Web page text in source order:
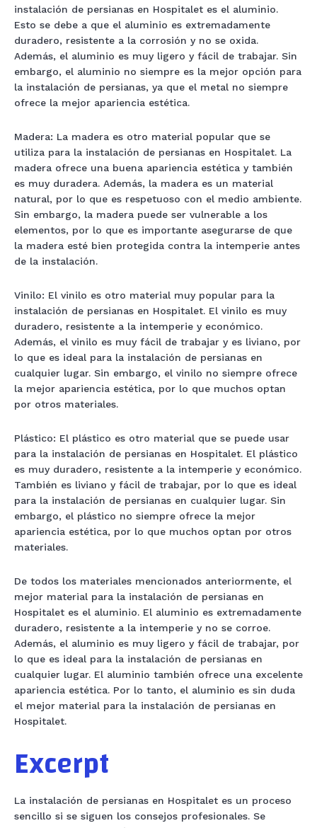
instalación de persianas en Hospitalet es el aluminio.
Esto se debe a que el aluminio es extremadamente
duradero, resistente a la corrosión y no se oxida.
Además, el aluminio es muy ligero y fácil de trabajar. Sin
embargo, el aluminio no siempre es la mejor opción para
la instalación de persianas, ya que el metal no siempre
ofrece la mejor apariencia estética.
Madera: La madera es otro material popular que se
utiliza para la instalación de persianas en Hospitalet. La
madera ofrece una buena apariencia estética y también
es muy duradera. Además, la madera es un material
natural, por lo que es respetuoso con el medio ambiente.
Sin embargo, la madera puede ser vulnerable a los
elementos, por lo que es importante asegurarse de que
la madera esté bien protegida contra la intemperie antes
de la instalación.
Vinilo: El vinilo es otro material muy popular para la
instalación de persianas en Hospitalet. El vinilo es muy
duradero, resistente a la intemperie y económico.
Además, el vinilo es muy fácil de trabajar y es liviano, por
lo que es ideal para la instalación de persianas en
cualquier lugar. Sin embargo, el vinilo no siempre ofrece
la mejor apariencia estética, por lo que muchos optan
por otros materiales.
Plástico: El plástico es otro material que se puede usar
para la instalación de persianas en Hospitalet. El plástico
es muy duradero, resistente a la intemperie y económico.
También es liviano y fácil de trabajar, por lo que es ideal
para la instalación de persianas en cualquier lugar. Sin
embargo, el plástico no siempre ofrece la mejor
apariencia estética, por lo que muchos optan por otros
materiales.
De todos los materiales mencionados anteriormente, el
mejor material para la instalación de persianas en
Hospitalet es el aluminio. El aluminio es extremadamente
duradero, resistente a la intemperie y no se corroe.
Además, el aluminio es muy ligero y fácil de trabajar, por
lo que es ideal para la instalación de persianas en
cualquier lugar. El aluminio también ofrece una excelente
apariencia estética. Por lo tanto, el aluminio es sin duda
el mejor material para la instalación de persianas en
Hospitalet.
Excerpt
La instalación de persianas en Hospitalet es un proceso
sencillo si se siguen los consejos profesionales. Se